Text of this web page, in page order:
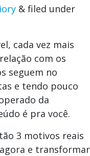
& filed under
cada vez mais
com os
seguem no
e tendo pouco
da
é pra você.
3 motivos reais
e transformar